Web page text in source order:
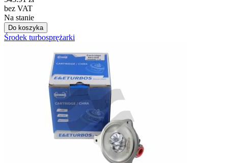
bez VAT
Na stanie
Do koszyka
Środek turbosprężarki